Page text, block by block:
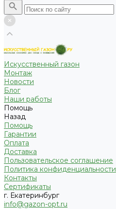
Искусственный газон
Монтаж
Новости
Блог
Наши работы
Помощь
Назад
Помощь
Гарантии
Оплата
Доставка
Пользовательское соглашение
Политика конфиденциальности
Контакты
Сертификаты
г. Екатеринбург
info@gazon-opt.ru